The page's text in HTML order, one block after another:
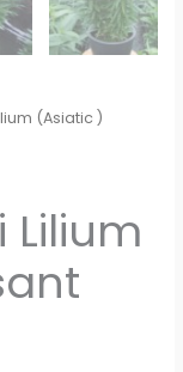
(Asiatic )
Lilium